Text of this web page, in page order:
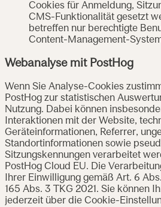
Cookies für Anmeldung,
CMS-Funktionalität gesetzt
betreffen nur berechtigte
Content-Management-
Webanalyse mit PostHog
Wenn Sie Analyse-Cookies
PostHog zur statistischen
Nutzung. Dabei können
Interaktionen mit der Website,
Geräteinformationen, Referrer,
Standortinformationen sowie
Sitzungskennungen verarbeitet
PostHog Cloud EU. Die
Ihrer Einwilligung gemäß Art. 6
165 Abs. 3 TKG 2021. Sie können
jederzeit über die Cookie-